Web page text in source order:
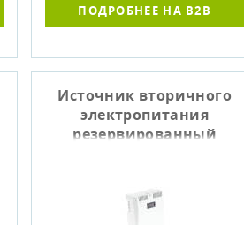
ПОДРОБНЕЕ НА B2B
Источник вторичного
электропитания
резервированный